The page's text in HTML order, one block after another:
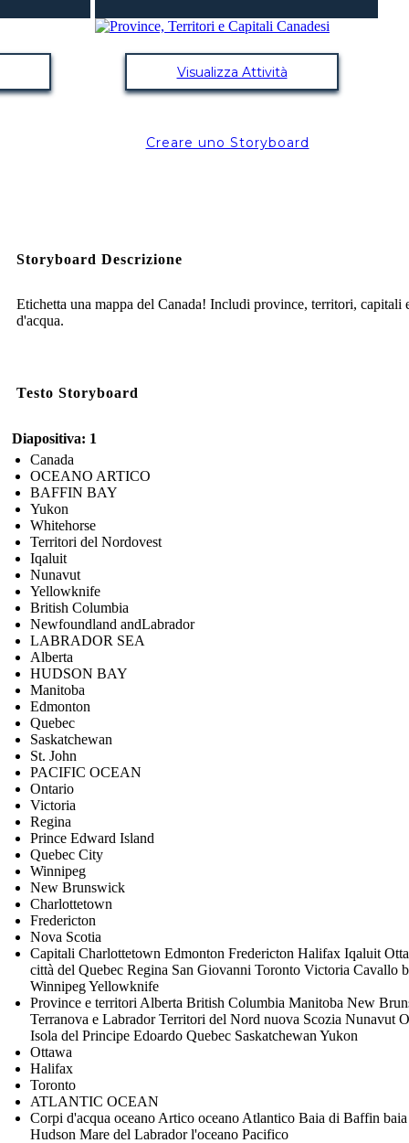
Visualizza Attività
Creare uno Storyboard
Storyboard Descrizione
Etichetta una mappa del Canada! Includi province, territori, capitali
d'acqua.
Testo Storyboard
Diapositiva: 1
Canada
OCEANO ARTICO
BAFFIN BAY
Yukon
Whitehorse
Territori del Nordovest
Iqaluit
Nunavut
Yellowknife
British Columbia
Newfoundland andLabrador
LABRADOR SEA
Alberta
HUDSON BAY
Manitoba
Edmonton
Quebec
Saskatchewan
St. John
PACIFIC OCEAN
Ontario
Victoria
Regina
Prince Edward Island
Quebec City
Winnipeg
New Brunswick
Charlottetown
Fredericton
Nova Scotia
Capitali Charlottetown Edmonton Fredericton Halifax Iqaluit
città del Quebec Regina San Giovanni Toronto Victoria Cavallo
Winnipeg Yellowknife
Province e territori Alberta British Columbia Manitoba New
Terranova e Labrador Territori del Nord nuova Scozia Nunavut
Isola del Principe Edoardo Quebec Saskatchewan Yukon
Ottawa
Halifax
Toronto
ATLANTIC OCEAN
Corpi d'acqua oceano Artico oceano Atlantico Baia di Baffin
Hudson Mare del Labrador l'oceano Pacifico